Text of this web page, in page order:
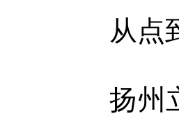
从点
扬州